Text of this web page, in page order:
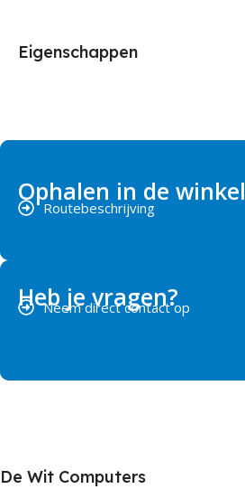
Eigenschappen
Ophalen in de winkel
Routebeschrijving
Heb je vragen?
Neem direct contact op
De Wit Computers